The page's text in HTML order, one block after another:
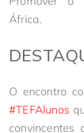
África.
O encontro
#TEFAlunos
convincentes